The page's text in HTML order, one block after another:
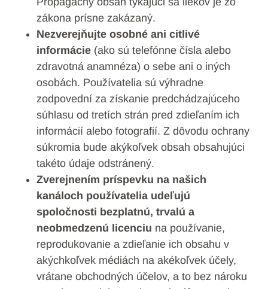
zákona prísne zakázaný.
Nezverejňujte osobné ani citlivé
informácie (ako sú telefónne čísla alebo
zdravotná anamnéza) o sebe ani o iných
osobách. Používatelia sú výhradne
zodpovední za získanie predchádzajúceho
súhlasu od tretích strán pred zdieľaním ich
informácií alebo fotografií. Z dôvodu ochrany
súkromia bude akýkoľvek obsah obsahujúci
takéto údaje odstránený.
Zverejnením príspevku na našich
kanáloch používatelia udeľujú
spoločnosti bezplatnú, trvalú a
neobmedzenú licenciu na používanie,
reprodukovanie a zdieľanie ich obsahu v
akýchkoľvek médiách na akékoľvek účely,
vrátane obchodných účelov, a to bez nároku